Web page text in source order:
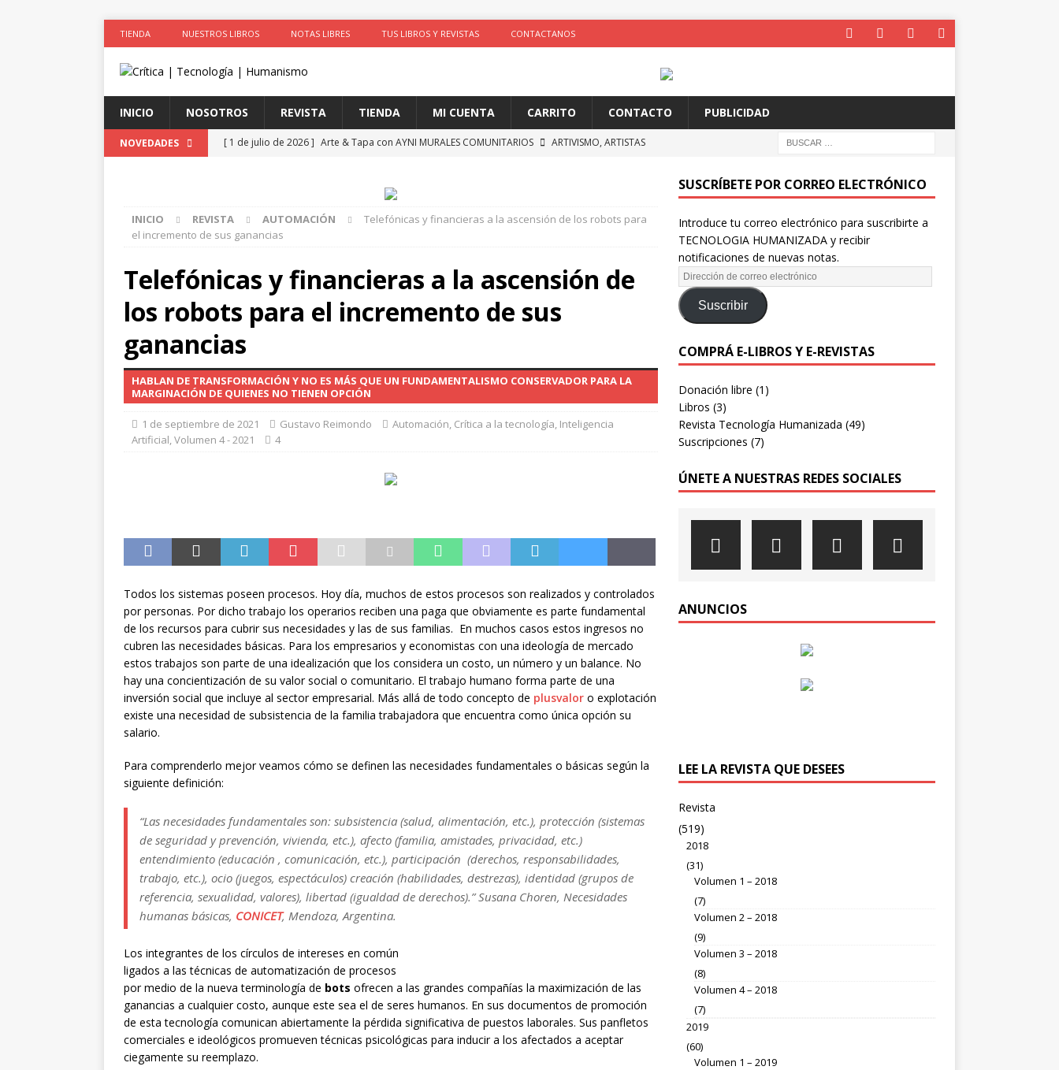
TIENDA NUESTROS LIBROS NOTAS LIBRES TUS LIBROS Y REVISTAS CONTACTANOS
INICIO NOSOTROS REVISTA TIENDA MI CUENTA CARRITO CONTACTO PUBLICIDAD
NOVEDADES [ 1 de julio de 2026 ] Arte & Tapa con AYNI MURALES COMUNITARIOS
ARTIVISMO, ARTISTAS
Simulación de comportamientos y praxis social con algoritmos no
colonizadores (Segunda parte)
SOLIDARIDAD
el cuerpo
ESPIRITUALIDAD
[ 1 de julio de 2026 ]
Robo de identidad digital a personas en situación de calle
LA TECNOLOGÍA
[ 1 de julio de 2026 ]
2026
INICIO REVISTA AUTOMACIÓN
Telefónicas y financieras a la ascensión de los robots para
el incremento de sus ganancias
Telefónicas y financieras a la ascensión de
los robots para el incremento de sus
ganancias
HABLAN DE TRANSFORMACIÓN Y NO ES MÁS QUE UN FUNDAMENTALISMO CONSERVADOR PARA LA
MARGINACIÓN DE QUIENES NO TIENEN OPCIÓN
1 de septiembre de 2021 Gustavo Reimondo Automación, Crítica a la tecnología, Inteligencia
Artificial,Volumen 4 - 2021 4
Todos los sistemas poseen procesos. Hoy día, muchos de estos procesos son realizados y controlados
por personas. Por dicho trabajo los operarios reciben una paga que obviamente es parte fundamental
de los recursos para cubrir sus necesidades y las de sus familias. En muchos casos estos ingresos no
cubren las necesidades básicas. Para los empresarios y economistas con una ideología de mercado
estos trabajos son parte de una idealización que los considera un costo, un número y un balance. No
hay una concientización de su valor social o comunitario. El trabajo humano forma parte de una
inversión social que incluye al sector empresarial. Más allá de todo concepto de plusvalor o explotación
existe una necesidad de subsistencia de la familia trabajadora que encuentra como única opción su
salario.
Para comprenderlo mejor veamos cómo se definen las necesidades fundamentales o básicas según la
siguiente definición:
“Las necesidades fundamentales son: subsistencia (salud, alimentación, etc.), protección (sistemas
de seguridad y prevención, vivienda, etc.), afecto (familia, amistades, privacidad, etc.)
entendimiento (educación , comunicación, etc.), participación (derechos, responsabilidades,
trabajo, etc.), ocio (juegos, espectáculos) creación (habilidades, destrezas), identidad (grupos de
referencia, sexualidad, valores), libertad (igualdad de derechos).” Susana Choren, Necesidades
humanas básicas, CONICET, Mendoza, Argentina.
Los integrantes de los círculos de intereses en común
ligados a las técnicas de automatización de procesos
por medio de la nueva terminología de bots ofrecen a las grandes compañías la maximización de las
ganancias a cualquier costo, aunque este sea el de seres humanos. En sus documentos de promoción
de esta tecnología comunican abiertamente la pérdida significativa de puestos laborales. Sus panfletos
comerciales e ideológicos promueven técnicas psicológicas para inducir a los afectados a aceptar
ciegamente su reemplazo.
SUSCRÍBETE POR CORREO ELECTRÓNICO
Introduce tu correo electrónico para suscribirte a
TECNOLOGIA HUMANIZADA y recibir
notificaciones de nuevas notas.
Suscribir
COMPRÁ E-LIBROS Y E-REVISTAS
Donación libre (1)
Libros (3)
Revista Tecnología Humanizada (49)
Suscripciones (7)
ÚNETE A NUESTRAS REDES SOCIALES
ANUNCIOS
LEE LA REVISTA QUE DESEES
Revista
(519)
2018
(31)
Volumen 1 – 2018
(7)
Volumen 2 – 2018
(9)
Volumen 3 – 2018
(8)
Volumen 4 – 2018
(7)
2019
(60)
Volumen 1 – 2019